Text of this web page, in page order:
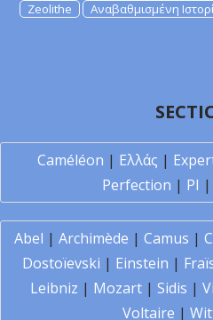
Zeolithe
Αναβαθμισμένη
Caméléon | Ελλάς |
Perfection | PI |
Abel | Archimède | Camus |
Dostoïevski | Einstein |
Leibniz | Mozart | Sidis |
Voltaire |